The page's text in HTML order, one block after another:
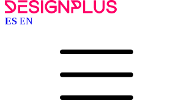
ES EN